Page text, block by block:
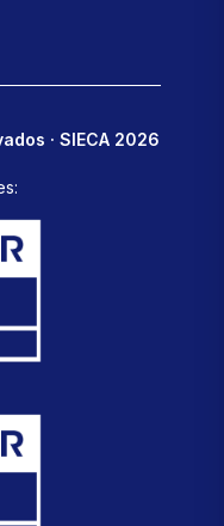
· SIECA 2026